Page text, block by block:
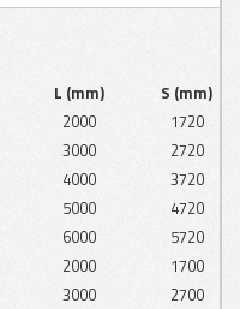
L (mm)
S (mm)
2000
1720
3000
2720
4000
3720
5000
4720
6000
5720
2000
1700
3000
2700